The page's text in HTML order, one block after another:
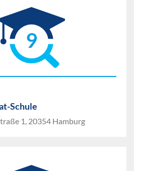
9
Schule
1, 20354 Hamburg